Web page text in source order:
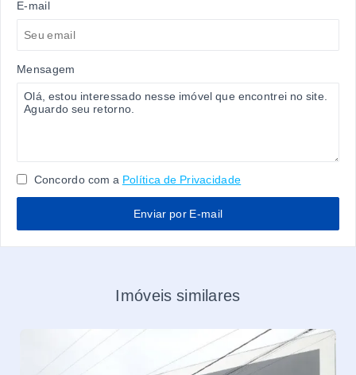
E-mail
Mensagem
Concordo com a Política de Privacidade
Enviar por E-mail
Imóveis similares